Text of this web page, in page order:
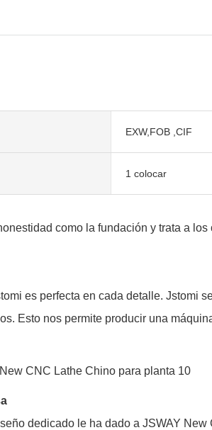
EXW,FOB ,CIF
1 colocar
como la fundación y trata a
es perfecta en cada detalle. Jstomi
Esto nos permite producir una
dedicado le ha dado a JSWAY